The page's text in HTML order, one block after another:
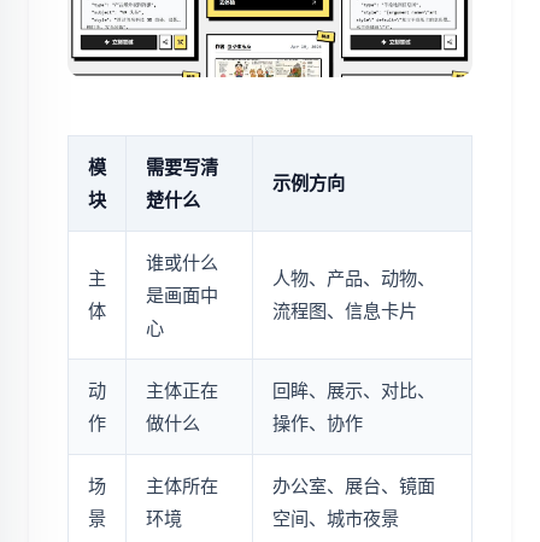
模
块
需要写清
楚什么
示例方向
主
体
谁或什么
是画面中
心
人物、产品、动物、
流程图、信息卡片
动
作
主体正在
做什么
回眸、展示、对比、
操作、协作
场
景
主体所在
环境
办公室、展台、镜面
空间、城市夜景